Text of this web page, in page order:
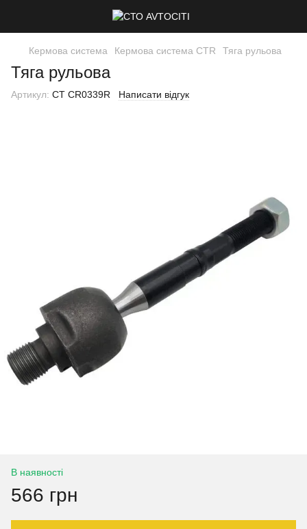
Кермова система Кермова система CTR Тяга рульова
Тяга рульова
Артикул: CT CR0339R Написати відгук
В наявності
566 грн